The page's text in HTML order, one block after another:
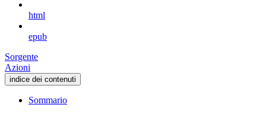
html
epub
Sorgente
Azioni
indice dei contenuti
Sommario